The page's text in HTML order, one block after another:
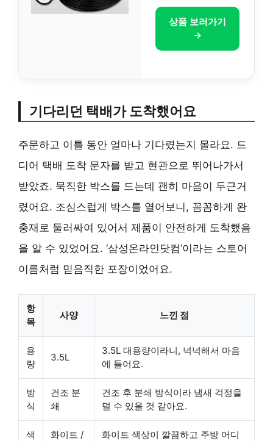
상품 보러가기
→
기다리던 택배가 도착했어요
주문하고 이틀 동안 얼마나 기다렸는지 몰라요. 드
디어 택배 도착 문자를 받고 현관으로 뛰어나가서
받았죠. 묵직한 박스를 드는데 괜히 마음이 두근거
렸어요. 조심스럽게 박스를 열어보니, 꼼꼼하게 완
충재로 둘러싸여 있어서 제품이 안전하게 도착했음
을 알 수 있었어요. ‘삼성온라인닷컴’이라는 스토어
이름처럼 믿음직한 포장이었어요.
항
목
사양 느낀 점
용
량
3.5L
3.5L 대용량이라니, 넉넉해서 마음
에 들어요.
방
식
건조 분
쇄
건조 후 분쇄 방식이라 냄새 걱정을
덜 수 있을 것 같아요.
색
화이트 /
화이트 색상이 깔끔하고 주방 어디